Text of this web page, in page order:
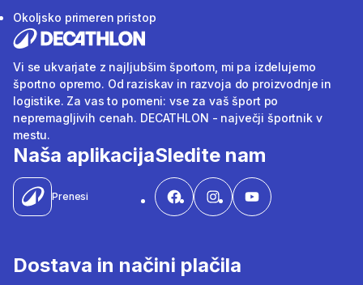
Okoljsko primeren pristop
Vi se ukvarjate z najljubšim športom, mi pa izdelujemo
športno opremo. Od raziskav in razvoja do proizvodnje in
logistike. Za vas to pomeni: vse za vaš šport po
nepremagljivih cenah. DECATHLON - največji športnik v
mestu.
Naša aplikacija
Prenesi
Sledite nam
Dostava in načini plačila